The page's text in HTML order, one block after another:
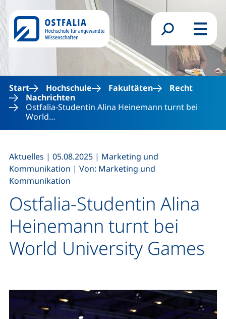
Direkt zum Inhalt
Suchformular
Menü
Start Hochschule Fakultäten
Recht
Nachrichten
Ostfalia-Studentin Alina Heinemann turnt bei
World…
Ostfalia-Studentin Alina
Heinemann turnt bei
World University Games
Aktuelles | 05.08.2025 | Marketing und
Kommunikation | Von: Marketing und
Kommunikation